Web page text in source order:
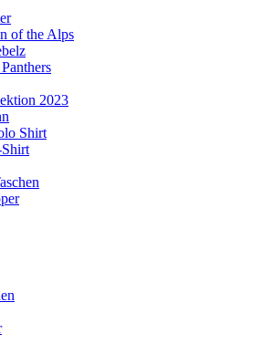
of the Alps
2023
Shirt